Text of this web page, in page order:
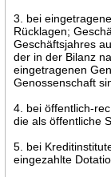
3. bei
Rücklagen;
Geschäftsjahres
der in der Bilanz
eingetragenen
Genossenschaft
4. bei öffentlich-
die als öffentliche
5. bei
eingezahlte